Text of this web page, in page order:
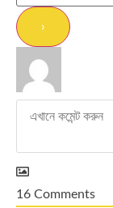
16 Comments